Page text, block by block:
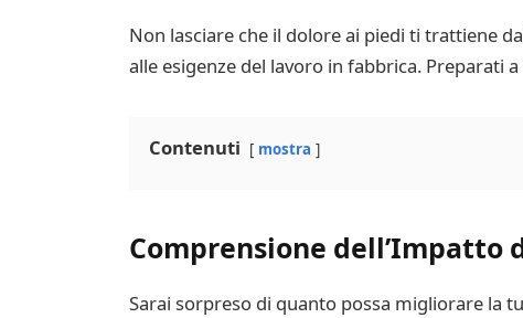
Non lasciare che il dolore ai piedi ti trattiene
alle esigenze del lavoro in fabbrica. Preparati
Contenuti mostra
Comprensione dell’Impatto
Sarai sorpreso di quanto possa migliorare la